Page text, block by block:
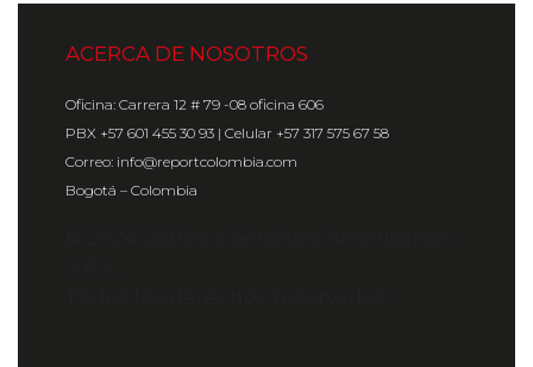
ACERCA DE NOSOTROS
Oficina: Carrera 12 # 79 -08 oficina 606
PBX +57 601 455 30 93 | Celular +57 317 575 67 58
Correo: info@reportcolombia.com
Bogotá – Colombia